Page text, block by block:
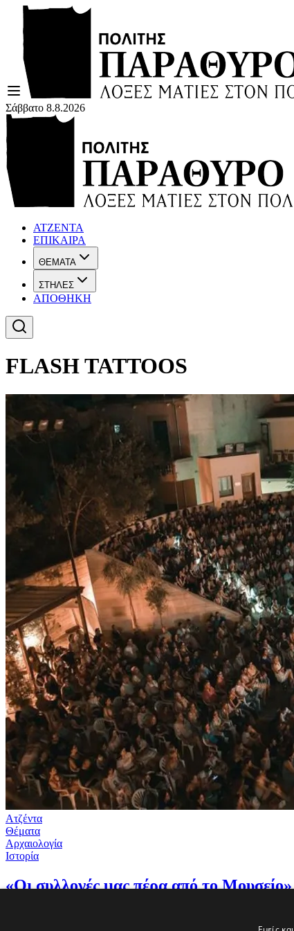
Σάββατο 8.8.2026
ΑΤΖΕΝΤΑ
ΕΠΙΚΑΙΡΑ
ΘΕΜΑΤΑ
ΣΤΗΛΕΣ
ΑΠΟΘΗΚΗ
FLASH TATTOOS
Ατζέντα
Θέματα
Αρχαιολογία
Ιστορία
«Οι συλλογές μας πέρα από το
Μια εναλλακτική βραδιά γεμάτη μουσική, εργαστήρια, flash